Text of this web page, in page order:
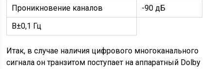
Проникновение каналов
-90 дБ
В±0,1 Гц
Итак, в случае наличия цифрового многоканального
сигнала он транзитом поступает на аппаратный Dolby